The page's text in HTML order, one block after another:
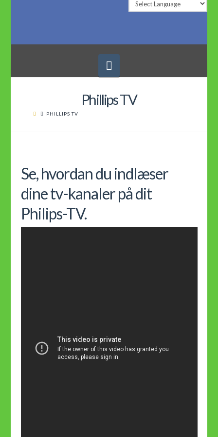
Phillips TV
PHILLIPS TV
Se, hvordan du indlæser
dine tv-kanaler på dit
Philips-TV.